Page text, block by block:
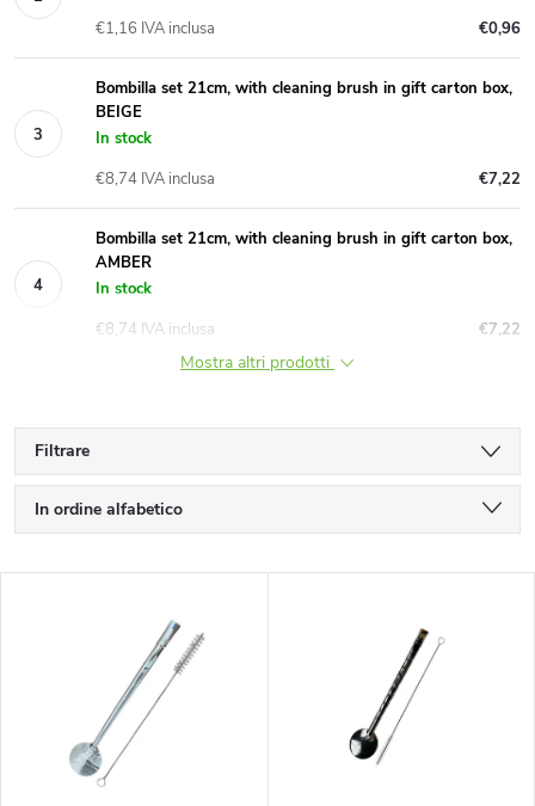
€0,96
€1,16 IVA inclusa
Bombilla set 21cm, with cleaning brush in gift carton box,
BEIGE
In stock
€7,22
€8,74 IVA inclusa
Bombilla set 21cm, with cleaning brush in gift carton box,
AMBER
In stock
€7,22
€8,74 IVA inclusa
Mostra altri prodotti
Filtrare
O
r
In ordine alfabetico